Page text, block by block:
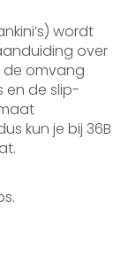
wordt
over
omvang
en de slip-
kun je bij 36B